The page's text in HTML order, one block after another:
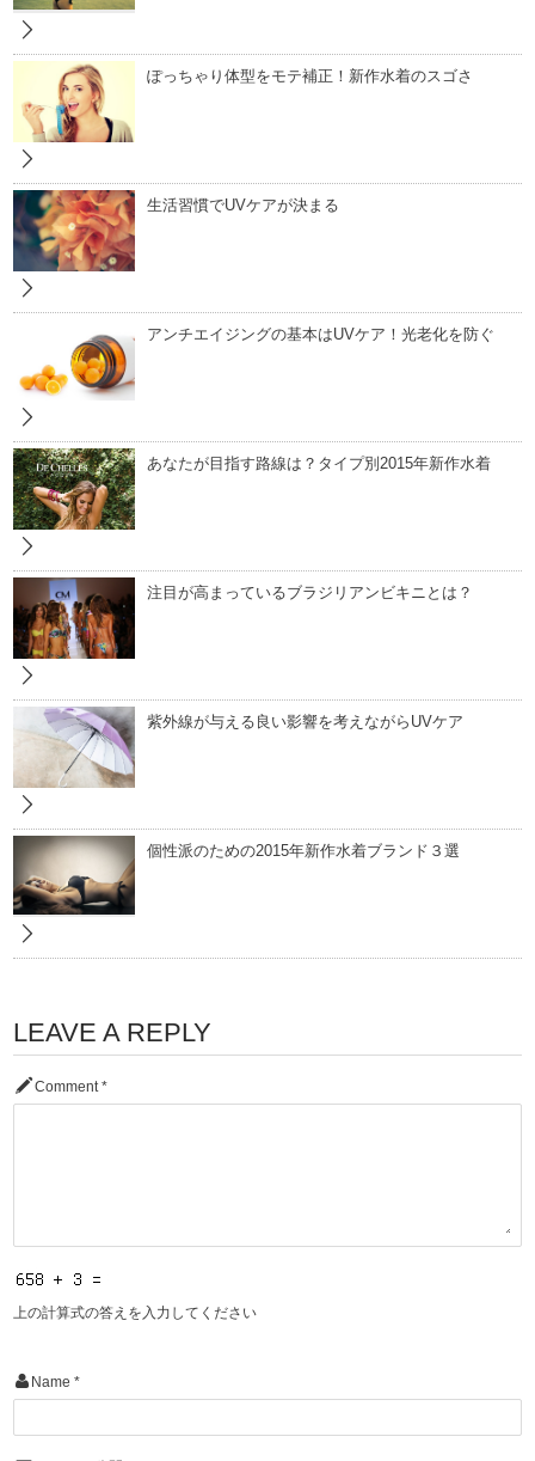
ぽっちゃり体型をモテ補正！新作水着のスゴさ
生活習慣でUVケアが決まる
アンチエイジングの基本はUVケア！光老化を防ぐ
あなたが目指す路線は？タイプ別2015年新作水着
注目が高まっているブラジリアンビキニとは？
紫外線が与える良い影響を考えながらUVケア
個性派のための2015年新作水着ブランド３選
LEAVE A REPLY
Comment *
上の計算式の答えを入力してください
Name *